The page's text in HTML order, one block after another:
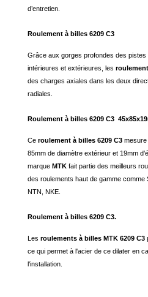
d’entretien.
Roulement à billes 6209 C3
Grâce aux gorges profondes des pistes
intérieures et extérieures, les
des charges axiales dans les deux
radiales.
Roulement à billes 6209 C3
Ce roulement à billes 6209 C3 mesure
85mm de diamètre extérieur et 19mm
marque MTK fait partie des meilleurs
des roulements haut de gamme comme
NTN, NKE.
Roulement à billes 6209 C3.
Les roulements à billes MTK 6209 C3
ce qui permet à l'acier de ce dilater en
l'installation